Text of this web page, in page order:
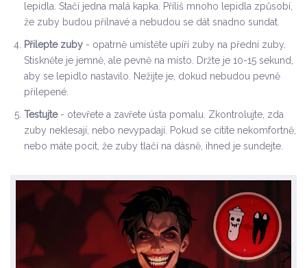
lepidla. Stačí jedna malá kapka. Příliš mnoho lepidla způsobí,
že zuby budou přilnavé a nebudou se dát snadno sundat.
Přilepte zuby - opatrně umístěte upíří zuby na přední zuby.
Stiskněte je jemně, ale pevně na místo. Držte je 10-15 sekund,
aby se lepidlo nastavilo. Nežijte je, dokud nebudou pevně
přilepené.
Testujte- otevřete a zavřete ústa pomalu. Zkontrolujte, zda
zuby neklesají, nebo nevypadají. Pokud se cítíte nekomfortně,
nebo máte pocit, že zuby tlačí na dásně, ihned je sundejte.